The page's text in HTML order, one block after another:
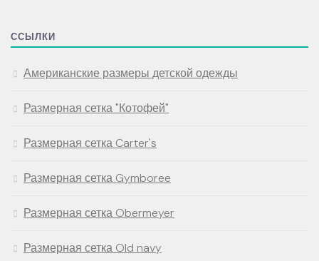
ССЫЛКИ
Американские размеры детской одежды
Размерная сетка "Котофей"
Размерная сетка Carter's
Размерная сетка Gymboree
Размерная сетка Obermeyer
Размерная сетка Old navy